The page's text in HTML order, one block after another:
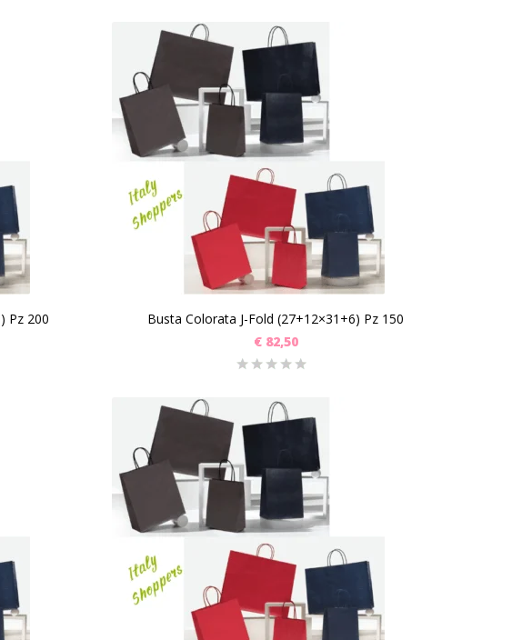
Pz 200
Busta Colorata J-Fold (27+12×31+6) Pz 150
€82,50